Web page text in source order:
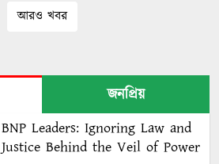
আরও খবর
জনপ্রিয়
BNP Leaders: Ignoring Law and
Justice Behind the Veil of Power